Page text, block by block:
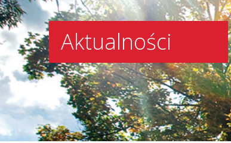
Aktualności